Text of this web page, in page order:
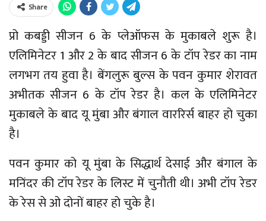
Share
प्रो कबड्डी सीजन 6 के प्लेऑफस के मुकाबले शुरू है।
एलिमिनेटर 1 और 2 के बाद सीजन 6 के टॉप रेडर का नाम
लगभग तय हुवा है। बेंगलुरू बुल्स के पवन कुमार शेरावत
अभीतक सीजन 6 के टॉप रेडर है। कल के एलिमिनेटर
मुकाबले के बाद यू मुंबा और बंगाल वाररिर्स बाहर हो चुका
है।
पवन कुमार को यू मुंबा के सिद्धार्थ देसाई और बंगाल के
मनिंदर की टॉप रेडर के लिस्ट में चुनौती थी। अभी टॉप रेडर
के रेस से ओ दोनों बाहर हो चुके है।